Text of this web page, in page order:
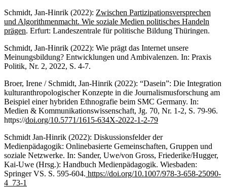
Schmidt, Jan-Hinrik (2022): Zwischen Partizipationsversprechen
und Algorithmenmacht. Wie soziale Medien politisches Handeln
prägen. Erfurt: Landeszentrale für politische Bildung Thüringen.
Schmidt, Jan-Hinrik (2022): Wie prägt das Internet unsere
Meinungsbildung? Entwicklungen und Ambivalenzen. In: Praxis
Politik, Nr. 2, 2022, S. 4-7.
Broer, Irene / Schmidt, Jan-Hinrik (2022): “Dasein”: Die Integration
kulturanthropologischer Konzepte in die Journalismusforschung am
Beispiel einer hybriden Ethnografie beim SMC Germany. In:
Medien & Kommunikationswissenschaft, Jg. 70, Nr. 1-2, S. 79-96.
https://doi.org/10.5771/1615-634X-2022-1-2-79
Schmidt Jan-Hinrik (2022): Diskussionsfelder der
Medienpädagogik: Onlinebasierte Gemeinschaften, Gruppen und
soziale Netzwerke. In: Sander, Uwe/von Gross, Friederike/Hugger,
Kai-Uwe (Hrsg.): Handbuch Medienpädagogik. Wiesbaden:
Springer VS. S. 595-604. https://doi.org/10.1007/978-3-658-25090-
4_73-1